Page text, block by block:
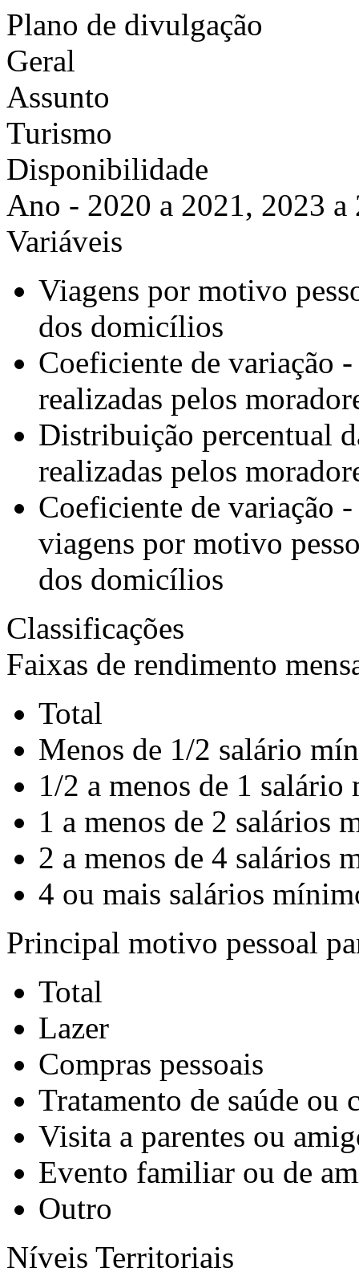
Plano de divulgação
Geral
Assunto
Turismo
Disponibilidade
Ano - 2020 a 2021, 2023 a
Variáveis
Viagens por motivo
dos domicílios
Coeficiente de variação
realizadas pelos
Distribuição percentual
realizadas pelos
Coeficiente de variação
viagens por motivo
dos domicílios
Classificações
Faixas de rendimento
Total
Menos de 1/2 salário
1/2 a menos de 1
1 a menos de 2 salários
2 a menos de 4 salários
4 ou mais salários
Principal motivo pessoal
Total
Lazer
Compras pessoais
Tratamento de saúde ou
Visita a parentes ou
Evento familiar ou de
Outro
Níveis Territoriais